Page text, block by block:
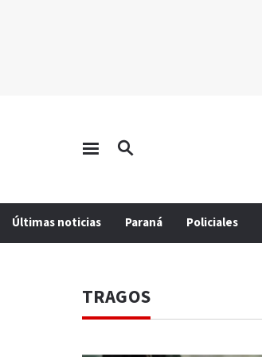
Últimas noticias Paraná Policiales
TRAGOS